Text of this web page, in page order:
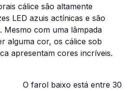
cálice são altamente
LED azuis actínicas e são
Mesmo com uma lâmpada
alguma cor, os cálice sob
apresentam cores incríveis.
O farol baixo está entre 30